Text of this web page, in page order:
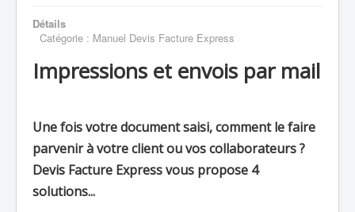
Détails
Catégorie : Manuel Devis Facture Express
Impressions et envois par mail
Une fois votre document saisi, comment le faire
parvenir à votre client ou vos collaborateurs ?
Devis Facture Express vous propose 4
solutions...